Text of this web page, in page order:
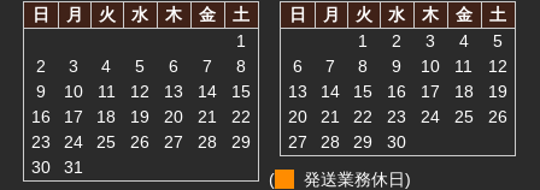
日
月 火 水 木 金
土
1
2
3 4 5 6 7
8
9
10 11 12 13 14
15
16
17 18 19 20 21
22
23
24 25 26 27 28
29
30
31
日
月 火 水 木 金
土
1
2 3 4
5
6
7 8 9 10 11
12
13
14 15 16 17 18
19
20
21 22 23 24 25
26
27
28 29
30
(
発送業務休日)